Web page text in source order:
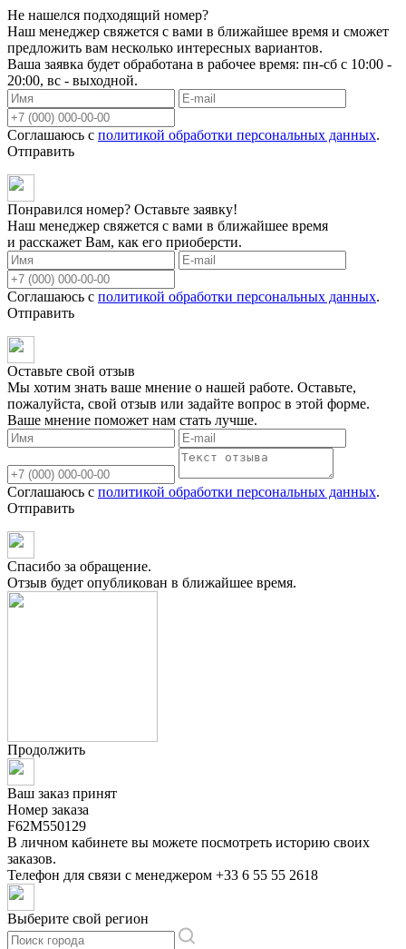
Не нашелся подходящий номер?
Наш менеджер свяжется с вами в ближайшее время и сможет
предложить вам несколько интересных вариантов.
Ваша заявка будет обработана в рабочее время: пн-сб с 10:00 -
20:00, вс - выходной.
Соглашаюсь с политикой обработки персональных данных.
Отправить
Понравился номер? Оставьте заявку!
Наш менеджер свяжется с вами в ближайшее время
и расскажет Вам, как его приоберсти.
Соглашаюсь с политикой обработки персональных данных.
Отправить
Оставьте свой отзыв
Мы хотим знать ваше мнение о нашей работе. Оставьте,
пожалуйста, свой отзыв или задайте вопрос в этой форме.
Ваше мнение поможет нам стать лучше.
Соглашаюсь с политикой обработки персональных данных.
Отправить
Спасибо за обращение.
Отзыв будет опубликован в ближайшее время.
Продолжить
Ваш заказ принят
Номер заказа
F62M550129
В личном кабинете вы можете посмотреть историю своих
заказов.
Телефон для связи с менеджером +33 6 55 55 2618
Выберите свой регион